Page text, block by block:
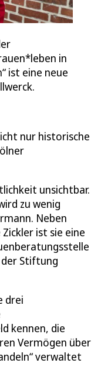
in
ist eine neue
nur historische
unsichtbar.
zu wenig
Neben
ist sie eine
der Stiftung
drei
kennen, die
Vermögen über
verwaltet